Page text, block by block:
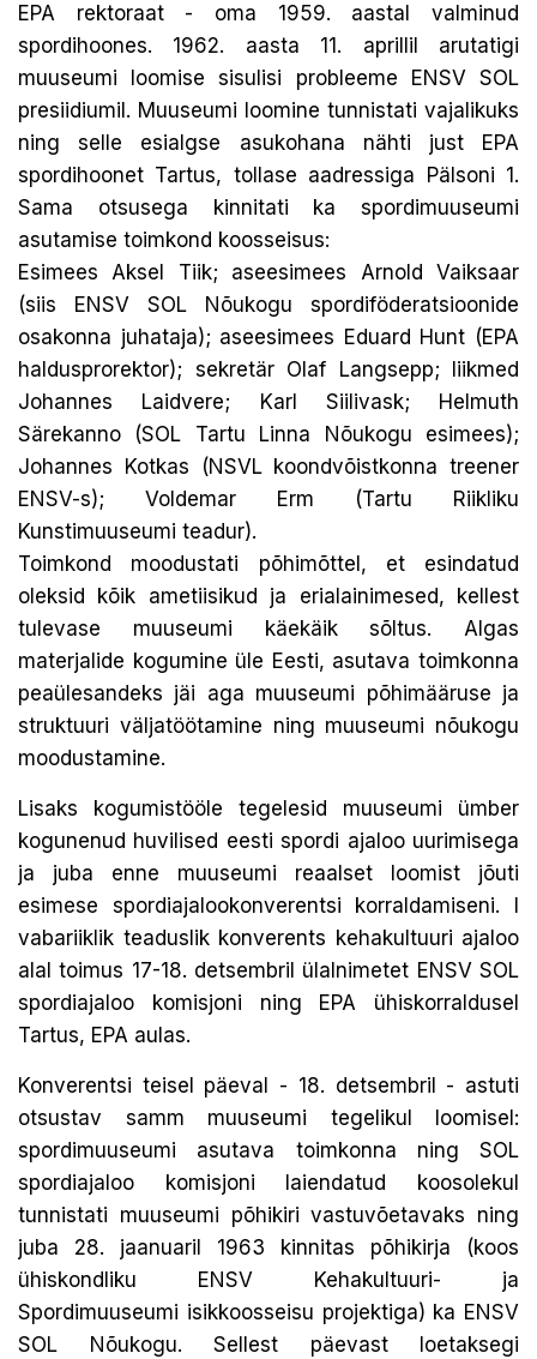
EPA rektoraat - oma 1959. aastal valminud
spordihoones. 1962. aasta 11. aprillil arutatigi
muuseumi loomise sisulisi probleeme ENSV SOL
presiidiumil. Muuseumi loomine tunnistati vajalikuks
ning selle esialgse asukohana nähti just EPA
spordihoonet Tartus, tollase aadressiga Pälsoni 1.
Sama otsusega kinnitati ka spordimuuseumi
asutamise toimkond koosseisus:
Esimees Aksel Tiik; aseesimees Arnold Vaiksaar
(siis ENSV SOL Nõukogu spordiföderatsioonide
osakonna juhataja); aseesimees Eduard Hunt (EPA
haldusprorektor); sekretär Olaf Langsepp; liikmed
Johannes Laidvere; Karl Siilivask; Helmuth
Särekanno (SOL Tartu Linna Nõukogu esimees);
Johannes Kotkas (NSVL koondvõistkonna treener
ENSV-s); Voldemar Erm (Tartu Riikliku
Kunstimuuseumi teadur).
Toimkond moodustati põhimõttel, et esindatud
oleksid kõik ametiisikud ja erialainimesed, kellest
tulevase muuseumi käekäik sõltus. Algas
materjalide kogumine üle Eesti, asutava toimkonna
peaülesandeks jäi aga muuseumi põhimääruse ja
struktuuri väljatöötamine ning muuseumi nõukogu
moodustamine.
Lisaks kogumistööle tegelesid muuseumi ümber
kogunenud huvilised eesti spordi ajaloo uurimisega
ja juba enne muuseumi reaalset loomist jõuti
esimese spordiajalookonverentsi korraldamiseni. I
vabariiklik teaduslik konverents kehakultuuri ajaloo
alal toimus 17-18. detsembril ülalnimetet ENSV SOL
spordiajaloo komisjoni ning EPA ühiskorraldusel
Tartus, EPA aulas.
Konverentsi teisel päeval - 18. detsembril - astuti
otsustav samm muuseumi tegelikul loomisel:
spordimuuseumi asutava toimkonna ning SOL
spordiajaloo komisjoni laiendatud koosolekul
tunnistati muuseumi põhikiri vastuvõetavaks ning
juba 28. jaanuaril 1963 kinnitas põhikirja (koos
ühiskondliku ENSV Kehakultuuri- ja
Spordimuuseumi isikkoosseisu projektiga) ka ENSV
SOL Nõukogu. Sellest päevast loetaksegi